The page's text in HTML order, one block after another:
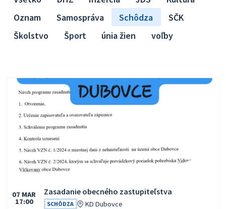
Oznam
Samospráva Schôdza
SČK
Školstvo
Šport únia žien voľby
Zasadanie obecného zastupiteľstva
SCHÔDZA Miesto:
KD Dubovce
Čas:
07 MAR
17:00